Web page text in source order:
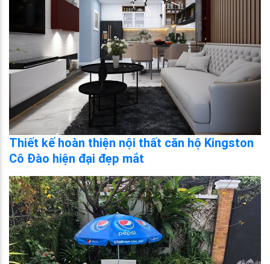
Thiết kế hoàn thiện nội thất căn hộ Kingston
Cô Đào hiện đại đẹp mắt